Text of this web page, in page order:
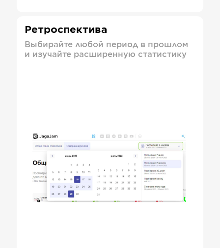
Ретроспектива
Выбирайте любой период в прошлом
и изучайте расширенную статистику